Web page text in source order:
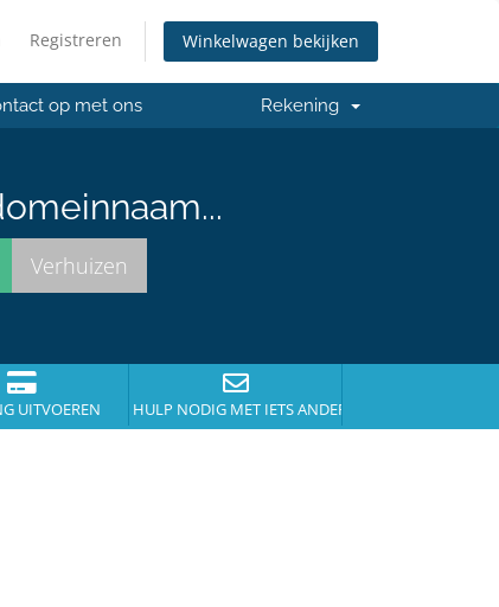
Registreren Winkelwagen bekijken
op met ons Rekening
UITVOEREN HULP NODIG MET IETS ANDERS?